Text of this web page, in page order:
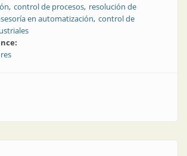
control de procesos resolución de
en automatización control de
Asesoramiento presencial y a distancia para un